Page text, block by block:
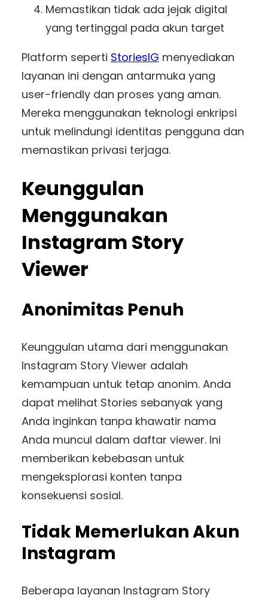
Memastikan tidak ada jejak digital
yang tertinggal pada akun target
Platform seperti StoriesIG menyediakan
layanan ini dengan antarmuka yang
user-friendly dan proses yang aman.
Mereka menggunakan teknologi enkripsi
untuk melindungi identitas pengguna dan
memastikan privasi terjaga.
Keunggulan
Menggunakan
Instagram Story
Viewer
Anonimitas Penuh
Keunggulan utama dari menggunakan
Instagram Story Viewer adalah
kemampuan untuk tetap anonim. Anda
dapat melihat Stories sebanyak yang
Anda inginkan tanpa khawatir nama
Anda muncul dalam daftar viewer. Ini
memberikan kebebasan untuk
mengeksplorasi konten tanpa
konsekuensi sosial.
Tidak Memerlukan Akun
Instagram
Beberapa layanan Instagram Story